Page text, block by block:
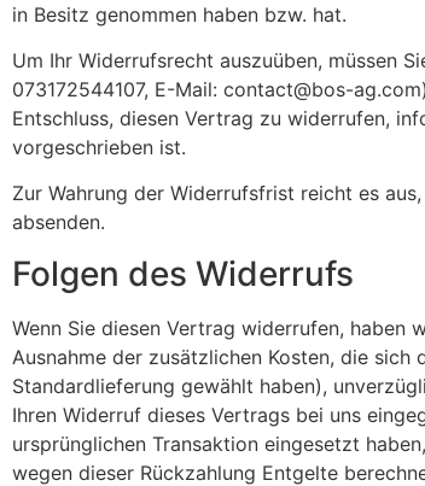
in Besitz genommen haben bzw. hat.
Um Ihr Widerrufsrecht auszuüben, müssen
073172544107, E-Mail: contact@bos-ag.com
Entschluss, diesen Vertrag zu widerrufen,
vorgeschrieben ist.
Zur Wahrung der Widerrufsfrist reicht es
absenden.
Folgen des Widerrufs
Wenn Sie diesen Vertrag widerrufen, haben
Ausnahme der zusätzlichen Kosten, die
Standardlieferung gewählt haben),
Ihren Widerruf dieses Vertrags bei uns
ursprünglichen Transaktion eingesetzt
wegen dieser Rückzahlung Entgelte